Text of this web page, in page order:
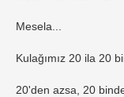
Mesela...
Kulağımız 20 ila 20
20'den azsa, 20